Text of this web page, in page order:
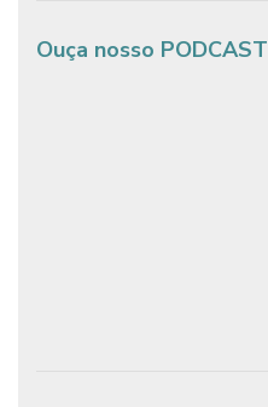
Ouça nosso PODCAST